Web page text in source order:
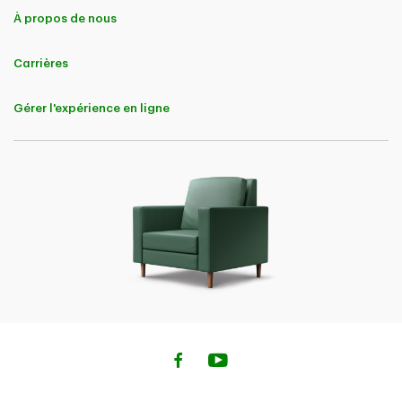
À propos de nous
Carrières
Gérer l'expérience en ligne